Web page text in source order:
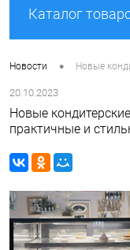
Каталог
Новости • Новые
20.10.2023
Новые
практичные и